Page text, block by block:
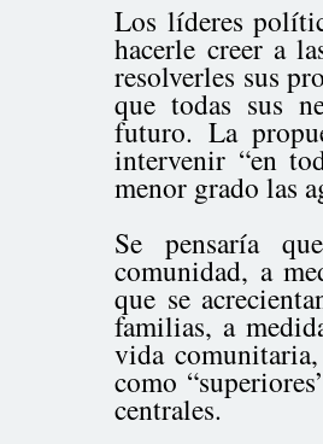
Los líderes
hacerle creer a
resolverles sus
que todas sus
futuro. La
intervenir “en
menor grado las
Se pensaría
comunidad, a
que se
familias, a
vida
como
centrales.